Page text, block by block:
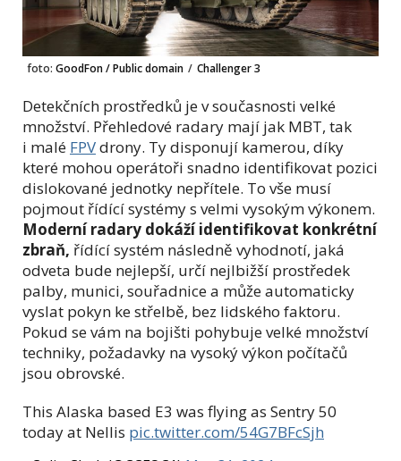
foto: GoodFon / Public domain / Challenger 3
Detekčních prostředků je v současnosti velké
množství. Přehledové radary mají jak MBT, tak
i malé FPVdrony. Ty disponují kamerou, díky
které mohou operátoři snadno identifikovat pozici
dislokované jednotky nepřítele. To vše musí
pojmout řídící systémy s velmi vysokým výkonem.
Moderní radary dokáží identifikovat konkrétní
zbraň, řídící systém následně vyhodnotí, jaká
odveta bude nejlepší, určí nejlbižší prostředek
palby, munici, souřadnice a může automaticky
vyslat pokyn ke střelbě, bez lidského faktoru.
Pokud se vám na bojišti pohybuje velké množství
techniky, požadavky na vysoký výkon počítačů
jsou obrovské.
This Alaska based E3 was flying as Sentry 50
today at Nellis pic.twitter.com/54G7BFcSjh